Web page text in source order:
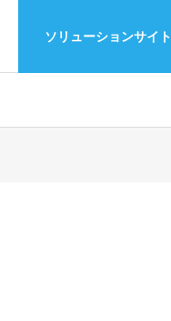
ソリューションサイト